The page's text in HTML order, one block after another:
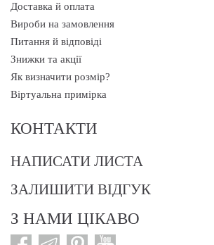
Доставка й оплата
Вироби на замовлення
Питання й відповіді
Знижки та акції
Як визначити розмір?
Віртуальна примірка
КОНТАКТИ
НАПИСАТИ ЛИСТА
ЗАЛИШИТИ ВІДГУК
З НАМИ ЦІКАВО